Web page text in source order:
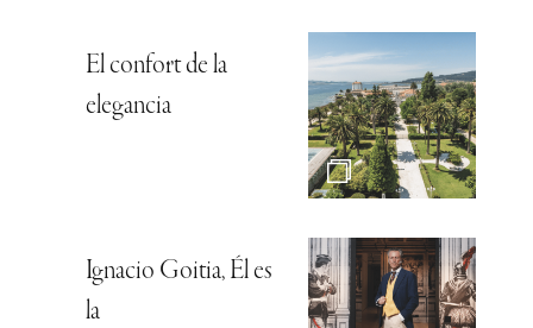
El confort de la
elegancia
Ignacio Goitia, Él es
la